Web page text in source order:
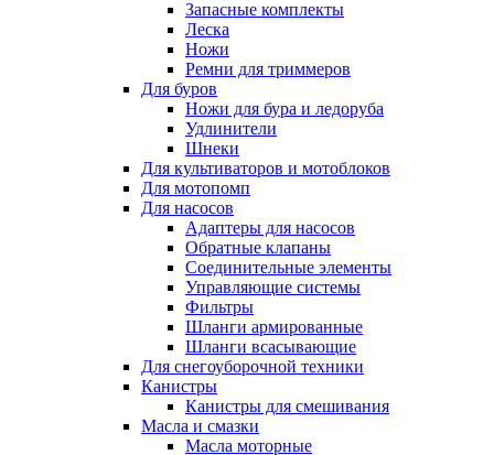
Запасные комплекты
Леска
Ножи
Ремни для триммеров
Для буров
Ножи для бура и ледоруба
Удлинители
Шнеки
Для культиваторов и мотоблоков
Для мотопомп
Для насосов
Адаптеры для насосов
Обратные клапаны
Соединительные элементы
Управляющие системы
Фильтры
Шланги армированные
Шланги всасывающие
Для снегоуборочной техники
Канистры
Канистры для смешивания
Масла и смазки
Масла моторные